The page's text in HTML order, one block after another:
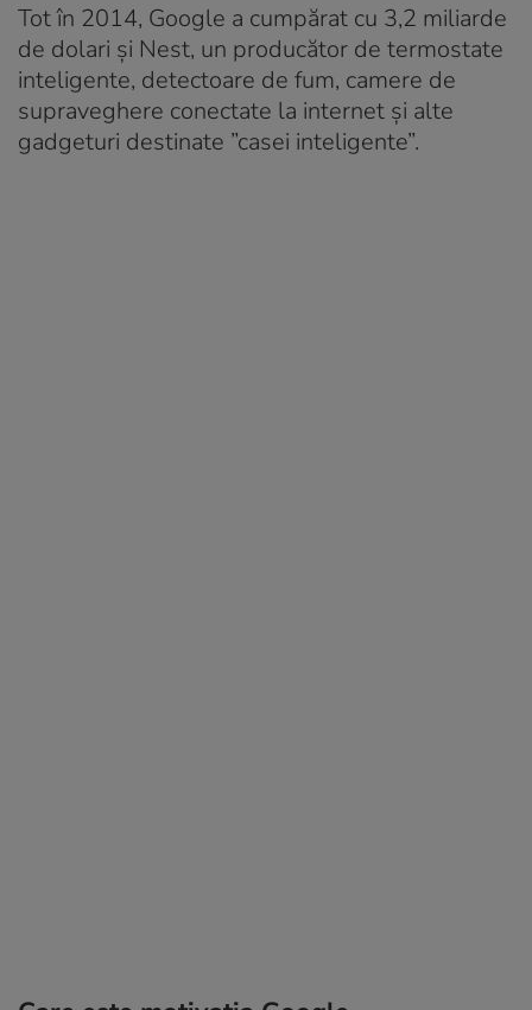
Tot în 2014, Google a cumpărat cu 3,2 miliarde
de dolari și Nest, un producător de termostate
inteligente, detectoare de fum, camere de
supraveghere conectate la internet și alte
gadgeturi destinate ”casei inteligente”.